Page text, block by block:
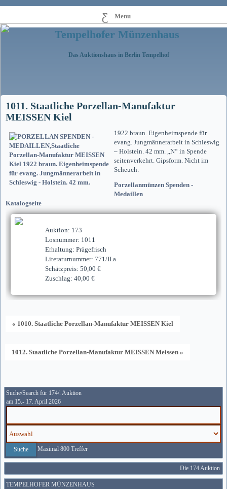
Menu
Tempelhofer Münzenhaus
Das Auktionshaus in Berlin Tempelhof
1011. Staatliche Porzellan-Manufaktur
MEISSEN Kiel
1922 braun. Eigenheimspende für
evang. Jungmännerarbeit in Schleswig
– Holstein. 42 mm. „N“ in Spende
seitenverkehrt. Gipsform. Nicht im
Scheuch.
Porzellanmünzen Spenden -
Medaillen
Katalogseite
Auktion: 173
Losnummer: 1011
Erhaltung: Prägefrisch
Literaturnummer: 771/II.a
Schätzpreis: 50,00 €
Zuschlag: 40,00 €
« 1010. Staatliche Porzellan-Manufaktur MEISSEN Kiel
1012. Staatliche Porzellan-Manufaktur MEISSEN Meissen »
Suche/Search für 174/. Auktion
am 15.- 17. April 2026
Maximal 800 Treffer
Die 174 Auktion
TEMPELHOFER MÜNZENHAUS